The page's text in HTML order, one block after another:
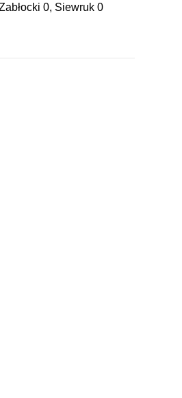
0, Siewruk 0